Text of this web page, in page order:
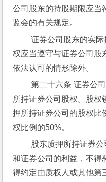
公司股东的持股期限应当
监会的有关规定。
证券公司股东的实际控制人对所控制的证券公司股
权应当遵守与证券公司股
依法认可的情形除外。
第二十六条 证券公司股东在股权锁定期内不得质押
所持证券公司股权。股权
押所持证券公司的股权比
权比例的50%。
和证券公司的利益，不得
得约定由质权人或其他第